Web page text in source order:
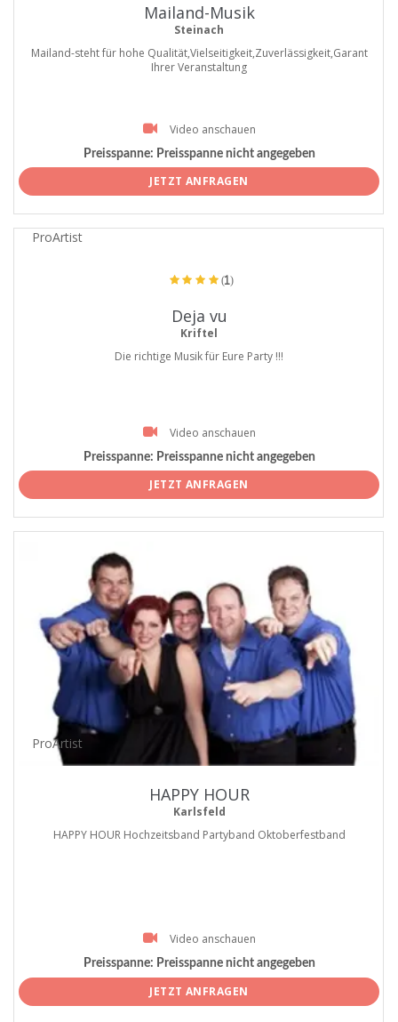
Mailand-Musik
Steinach
Mailand-steht für hohe Qualität,Vielseitigkeit,Zuverlässigkeit,Garant
Ihrer Veranstaltung
Video anschauen
Preisspanne: Preisspanne nicht angegeben
JETZT ANFRAGEN
ProArtist
(1)
Deja vu
Kriftel
Die richtige Musik für Eure Party !!!
Video anschauen
Preisspanne: Preisspanne nicht angegeben
JETZT ANFRAGEN
ProArtist
HAPPY HOUR
Karlsfeld
HAPPY HOUR Hochzeitsband Partyband Oktoberfestband
Video anschauen
Preisspanne: Preisspanne nicht angegeben
JETZT ANFRAGEN